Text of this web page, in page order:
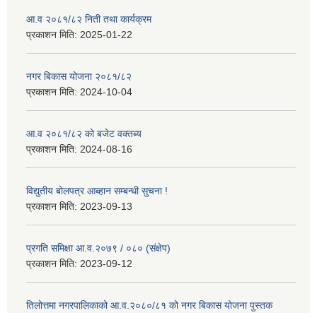
आ.व २०८१/८२ निती तथा कार्यक्रम
प्रकाशन मिति: 2025-01-22
नगर बिकास योजना २०८१/८२
प्रकाशन मिति: 2024-10-04
आ.व २०८१/८२ को बजेट वक्तब्य
प्रकाशन मिति: 2024-08-16
विद्युतीय बोलपत्र आब्हान सम्बन्धी सुचना !
प्रकाशन मिति: 2023-09-13
प्रगति समिक्षा आ.व.२०७९ / ०८० (संक्षेप)
प्रकाशन मिति: 2023-09-12
तिलोत्तमा नगरपालिकाको आ.व.२०८०/८१ को नगर बिकास योजना पुस्तक